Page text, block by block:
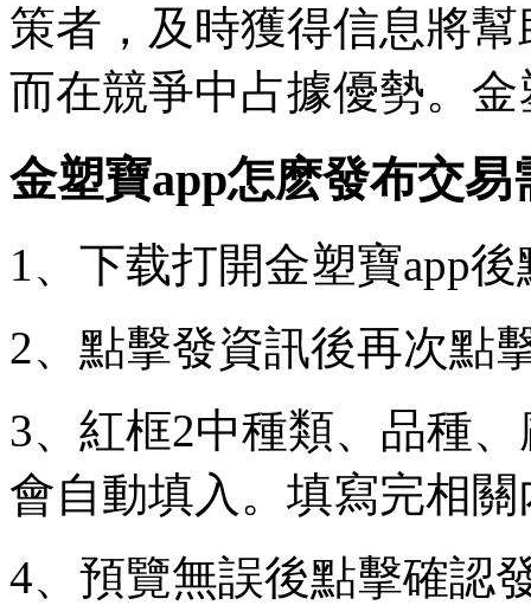
策者，及時獲得信息將
而在競爭中占據優勢。金
金塑寶app怎麽發布交易
1、下载打開金塑寶app
2、點擊發資訊後再次點
3、紅框2中種類、品種
會自動填入。填寫完相
4、預覽無誤後點擊確認